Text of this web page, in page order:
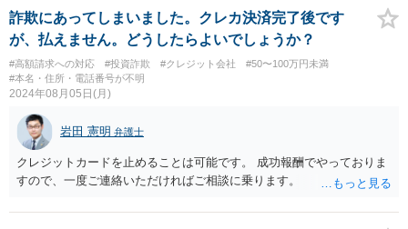
があるかどうかは変わります。 訴訟等をお考えなのであれば、最寄り
の弁護士に具体的に相談してみることをお勧めします。 以上ご参考ま
でに。
詐欺にあってしまいました。クレカ決済完了後です
が、払えません。どうしたらよいでしょうか？
#高額請求への対応 #投資詐欺 #クレジット会社
#50〜100万円未満
#本名・住所・電話番号が不明
2024年08月05日(月)
岩田 憲明 弁護士
クレジットカードを止めることは可能です。 成功報酬でやっておりま
すので、一度ご連絡いただければご相談に乗ります。